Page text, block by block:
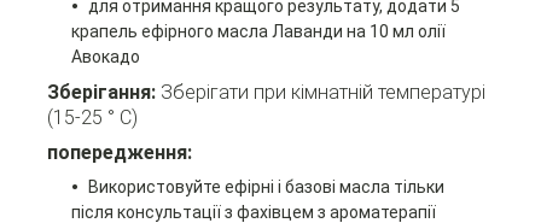
для отримання кращого результату, додати 5
крапель ефірного масла Лаванди на 10 мл олії
Авокадо
Зберігання:Зберігати при кімнатній температурі
(15-25 ° C)
попередження:
Використовуйте ефірні і базові масла тільки
після консультації з фахівцем з ароматерапії